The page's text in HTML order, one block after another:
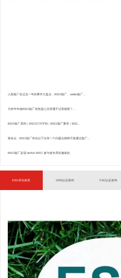
人权验厂在过去一年的事件大盘点：BSCI验厂、sedex验厂...
为何年年做BSCI验厂依然提心吊胆通不过审核呢？...
BSCI验厂原则｜BSCI行为守则｜BSCI验厂要求｜BSC...
致命点：BSCI验厂存在以下任何一个问题点都将不能通过验厂...
BSCI验厂必读”amfori BSCI 参与者专用实施条款
ESG评估体系 GRS认证咨询 FSC认证咨询